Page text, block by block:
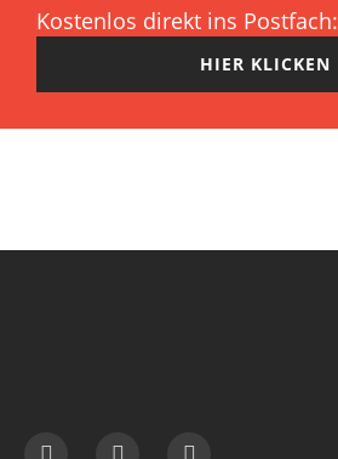
Kostenlos direkt ins Postfach:
HIER KLICKEN